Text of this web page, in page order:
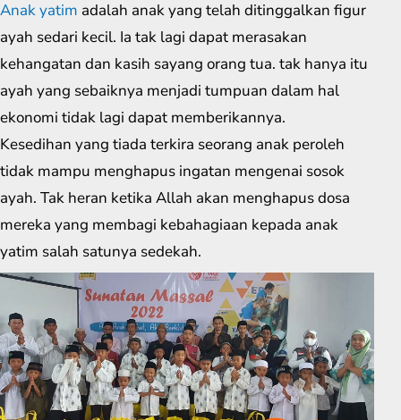
Anak yatim adalah anak yang telah ditinggalkan figur
ayah sedari kecil. Ia tak lagi dapat merasakan
kehangatan dan kasih sayang orang tua. tak hanya itu
ayah yang sebaiknya menjadi tumpuan dalam hal
ekonomi tidak lagi dapat memberikannya.
Kesedihan yang tiada terkira seorang anak peroleh
tidak mampu menghapus ingatan mengenai sosok
ayah. Tak heran ketika Allah akan menghapus dosa
mereka yang membagi kebahagiaan kepada anak
yatim salah satunya sedekah.